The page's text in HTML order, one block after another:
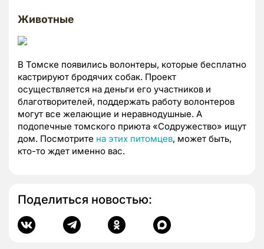
Животные
В Томске появились волонтеры, которые бесплатно
кастрируют бродячих собак. Проект
осуществляется на деньги его участников и
благотворителей, поддержать работу волонтеров
могут все желающие и неравнодушные. А
подопечные томского приюта «Содружество» ищут
дом. Посмотрите на этих питомцев, может быть,
кто-то ждет именно вас.
Поделиться новостью: